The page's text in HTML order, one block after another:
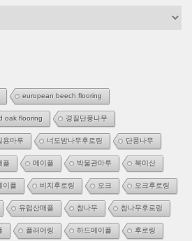
european beech flooring
oak flooring 경질단풍나무
용마루 너도밤나무후로링 단풍나무
플 메이플 박물관마루 북미산
이플 비치후로링 오크 오크후로링
유럽산매플 참나무 참나무후로링
플러어링 하드메이플 후로링